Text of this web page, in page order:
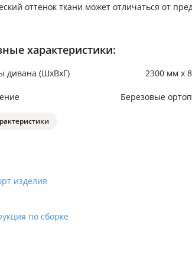
оттенок ткани может отличаться от
характеристики:
дивана (ШхВхГ)
2300 мм х
Березовые
изделия
по сборке